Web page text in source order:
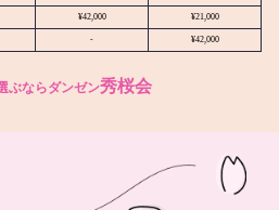
¥42,000 ¥21,000
- ¥42,000
ならダンゼン秀桜会